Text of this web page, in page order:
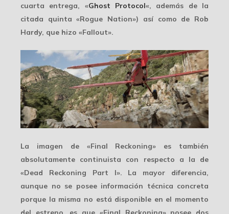
cuarta entrega, «Ghost Protocol«, además de la
citada quinta «Rogue Nation») así como de Rob
Hardy, que hizo «Fallout».
La imagen de «Final Reckoning» es también
absolutamente continuista con respecto a la de
«Dead Reckoning Part I». La mayor diferencia,
aunque no se posee información técnica concreta
porque la misma no está disponible en el momento